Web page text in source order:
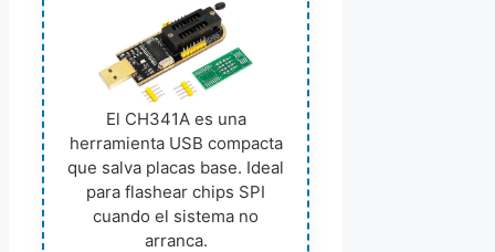
El CH341A es una
herramienta USB compacta
que salva placas base. Ideal
para flashear chips SPI
cuando el sistema no
arranca.